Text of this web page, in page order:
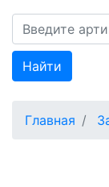
Найти
Главная